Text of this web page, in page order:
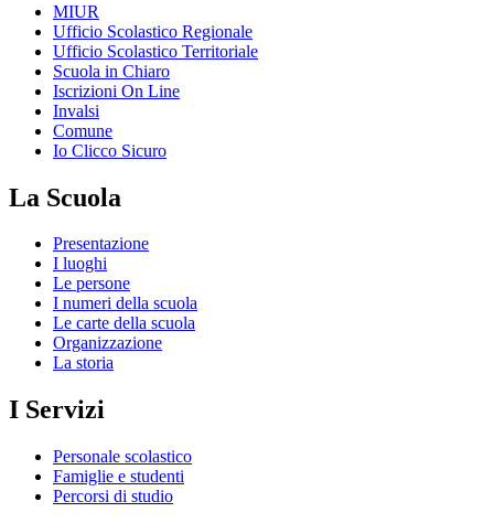
MIUR
Ufficio Scolastico Regionale
Ufficio Scolastico Territoriale
Scuola in Chiaro
Iscrizioni On Line
Invalsi
Comune
Io Clicco Sicuro
La Scuola
Presentazione
I luoghi
Le persone
I numeri della scuola
Le carte della scuola
Organizzazione
La storia
I Servizi
Personale scolastico
Famiglie e studenti
Percorsi di studio